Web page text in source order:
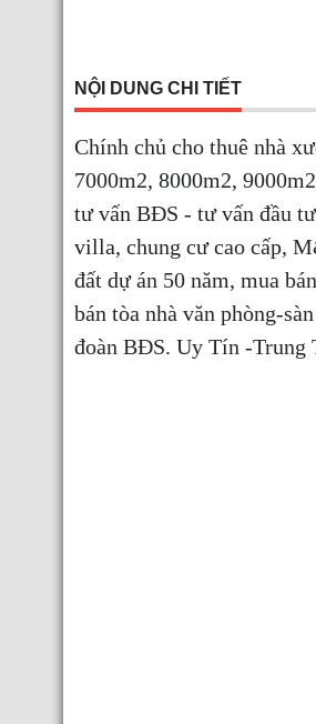
NỘI DUNG CHI TIẾT
Chính chủ cho thuê nhà
7000m2, 8000m2,
tư vấn BĐS - tư vấn đầu
villa, chung cư cao cấp,
đất dự án 50 năm, mua
bán tòa nhà văn phòng-
đoàn BĐS. Uy Tín -Trung